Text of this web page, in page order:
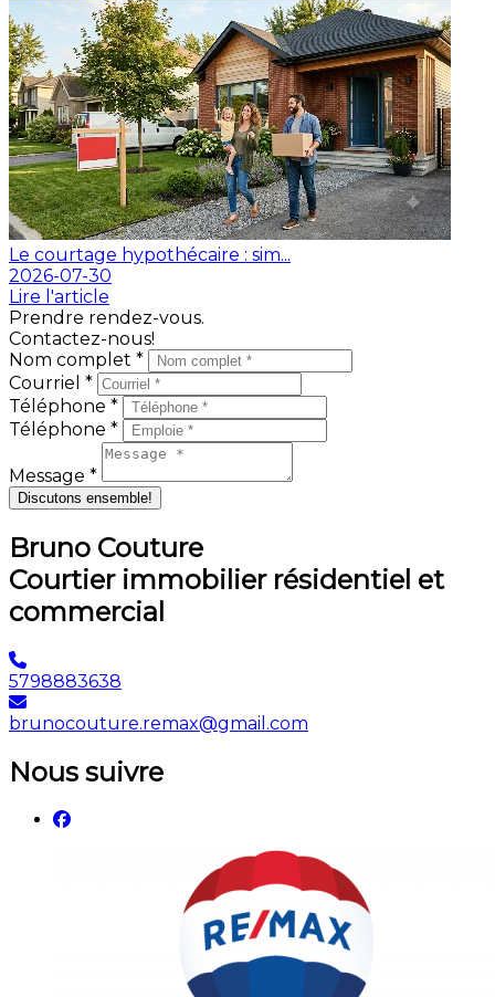
Le courtage hypothécaire : sim...
2026-07-30
Lire l'article
Prendre rendez-vous.
Contactez-nous!
Nom complet *
Courriel *
Téléphone *
Téléphone *
Message *
Discutons ensemble!
Bruno Couture
Courtier immobilier résidentiel et
commercial
5798883638
brunocouture.remax@gmail.com
Nous suivre